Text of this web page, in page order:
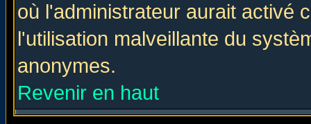
où l'administrateur aurait activé
l'utilisation malveillante du
anonymes.
Revenir en haut